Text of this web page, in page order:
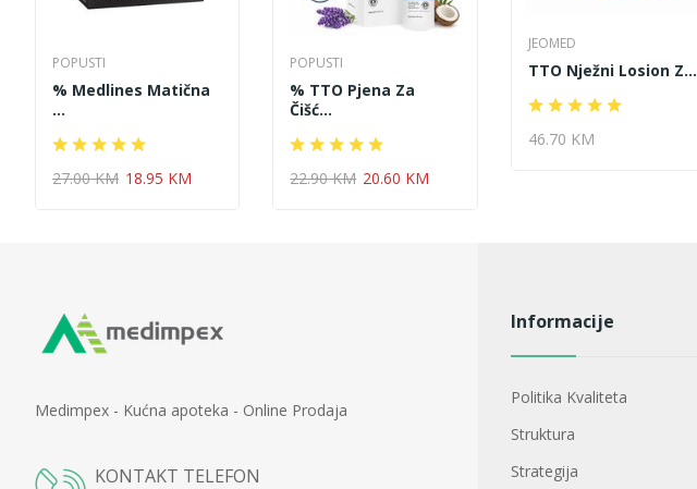
POPUSTI
% Medlines Matična
...
27.00 KM 18.95 KM
POPUSTI
% TTO Pjena Za
Čišć...
22.90 KM 20.60 KM
JEOMED
TTO Nježni Losion Z...
46.70 KM
Medimpex - Kućna apoteka - Online Prodaja
KONTAKT TELEFON
Informacije
Politika Kvaliteta
Struktura
Strategija